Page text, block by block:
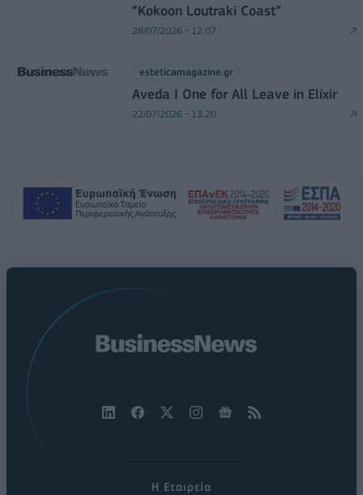
“Kokoon Loutraki Coast”
28/07/2026 - 12:07
esteticamagazine.gr
Aveda I One for All Leave in Elixir
22/07/2026 - 13:20
Η Εταιρεία